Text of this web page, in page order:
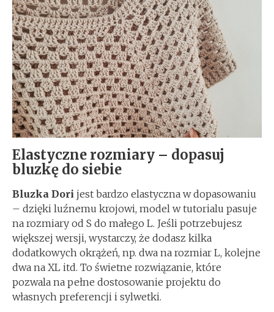
Elastyczne rozmiary – dopasuj
bluzkę do siebie
Bluzka Dori jest bardzo elastyczna w dopasowaniu
– dzięki luźnemu krojowi, model w tutorialu pasuje
na rozmiary od S do małego L. Jeśli potrzebujesz
większej wersji, wystarczy, że dodasz kilka
dodatkowych okrążeń, np. dwa na rozmiar L, kolejne
dwa na XL itd. To świetne rozwiązanie, które
pozwala na pełne dostosowanie projektu do
własnych preferencji i sylwetki.